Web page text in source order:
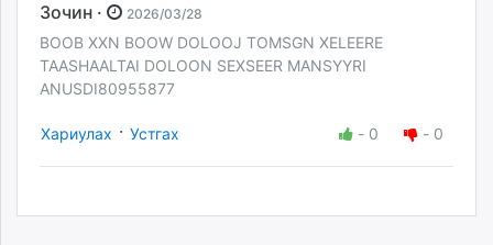
Зочин · 2026/03/28
BOOB XXN BOOW DOLOOJ TOMSGN XELEERE
TAASHAALTAI DOLOON SEXSEER MANSYYRI
ANUSDI80955877
Хариулах · Устгах - 0 - 0